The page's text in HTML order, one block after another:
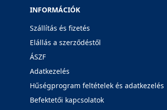
INFORMÁCIÓK
Szállítás és fizetés
Elállás a szerződéstől
ÁSZF
Adatkezelés
Hűségprogram feltételek és adatkezelés
Befektetői kapcsolatok